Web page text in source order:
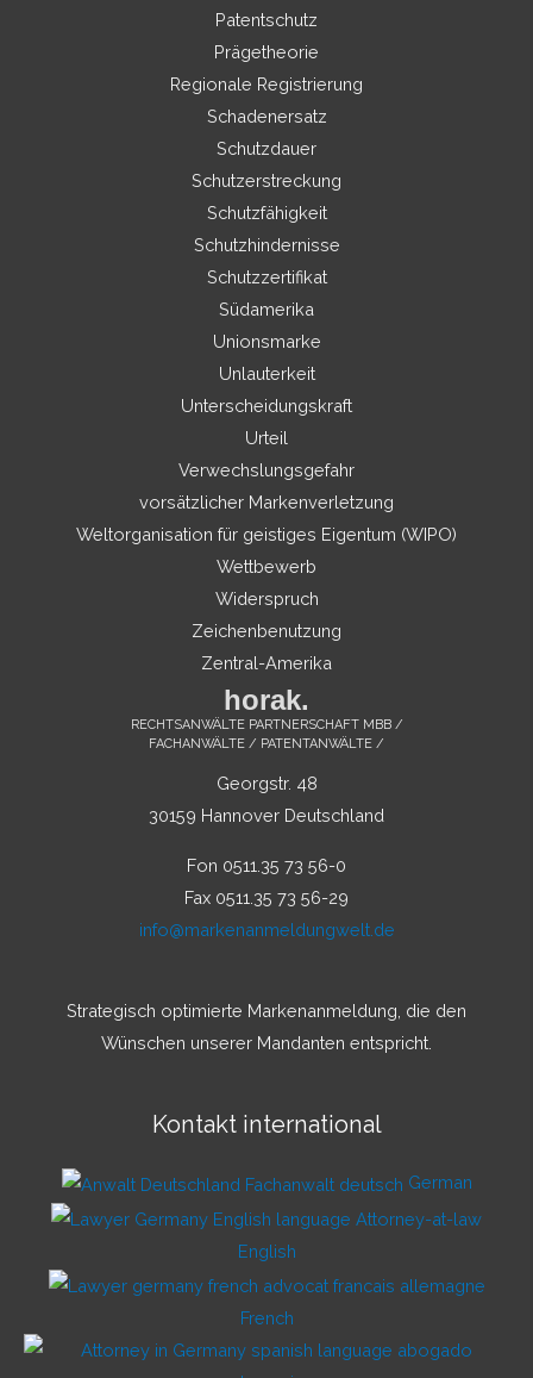
Patentschutz
Prägetheorie
Regionale Registrierung
Schadenersatz
Schutzdauer
Schutzerstreckung
Schutzfähigkeit
Schutzhindernisse
Schutzzertifikat
Südamerika
Unionsmarke
Unlauterkeit
Unterscheidungskraft
Urteil
Verwechslungsgefahr
vorsätzlicher Markenverletzung
Weltorganisation für geistiges Eigentum (WIPO)
Wettbewerb
Widerspruch
Zeichenbenutzung
Zentral-Amerika
horak.
RECHTSANWÄLTE PARTNERSCHAFT MBB /
FACHANWÄLTE / PATENTANWÄLTE /
Georgstr. 48
30159 Hannover Deutschland
Fon 0511.35 73 56-0
Fax 0511.35 73 56-29
info@markenanmeldungwelt.de
Strategisch optimierte Markenanmeldung, die den
Wünschen unserer Mandanten entspricht.
Kontakt international
German
English
French